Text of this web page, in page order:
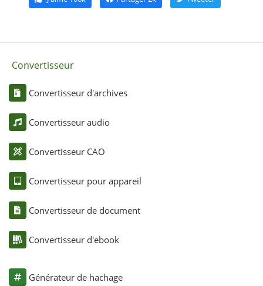
Convertisseur
Convertisseur d'archives
Convertisseur audio
Convertisseur CAO
Convertisseur pour appareil
Convertisseur de document
Convertisseur d'ebook
Générateur de hachage